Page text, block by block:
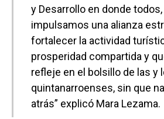
y Desarrollo en donde
impulsamos una alianza
fortalecer la actividad
prosperidad compartida y
refleje en el bolsillo de las y
quintanarroenses, sin que
atrás” explicó Mara Lezama.